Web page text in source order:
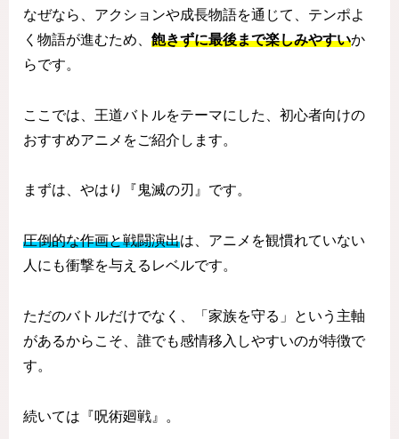
なぜなら、アクションや成長物語を通じて、テンポよ
く物語が進むため、 飽きずに最後まで楽しみやすいか
らです。
ここでは、王道バトルをテーマにした、初心者向けの
おすすめアニメをご紹介します。
まずは、やはり『鬼滅の刃』です。
圧倒的な作画と戦闘演出は、アニメを観慣れていない
人にも衝撃を与えるレベルです。
ただのバトルだけでなく、「家族を守る」という主軸
があるからこそ、誰でも感情移入しやすいのが特徴で
す。
続いては『呪術廻戦』。